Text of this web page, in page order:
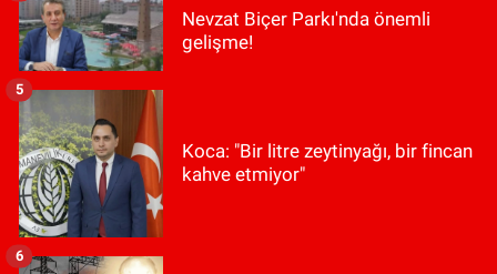
Nevzat Biçer Parkı'nda önemli
gelişme!
Koca: "Bir litre zeytinyağı, bir fincan
kahve etmiyor"
5
6